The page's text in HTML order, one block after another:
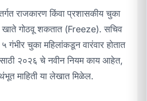
राजकारण किंवा प्रशासकीय चुका
खाते गोठवू शकतात (Freeze). सचिव
गंभीर चुका महिलांकडून वारंवार होतात
२०२६ चे नवीन नियम काय आहेत,
माहिती या लेखात मिळेल.